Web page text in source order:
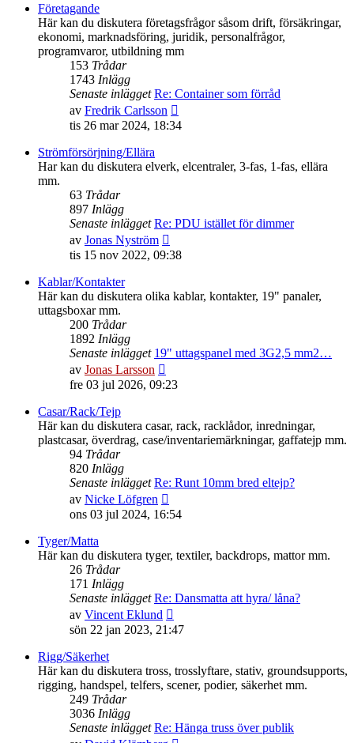
inlägget
Företagande
Här kan du diskutera företagsfrågor såsom drift, försäkringar,
ekonomi, marknadsföring, juridik, personalfrågor,
programvaror, utbildning mm
153 Trådar
1743 Inlägg
Senaste inlägget Re: Container som förråd
av Fredrik Carlsson
till
inlägget
tis 26 mar 2024, 18:34
Strömförsörjning/Ellära
Har kan du diskutera elverk, elcentraler, 3-fas, 1-fas, ellära
mm.
63 Trådar
897 Inlägg
Senaste inlägget Re: PDU istället för dimmer
av Jonas Nyström
till
inlägget
tis 15 nov 2022, 09:38
Kablar/Kontakter
Här kan du diskutera olika kablar, kontakter, 19" panaler,
uttagsboxar mm.
200 Trådar
1892 Inlägg
Senaste inlägget 19" uttagspanel med 3G2,5 mm2…
av Jonas Larsson
till
inlägget
fre 03 jul 2026, 09:23
Casar/Rack/Tejp
Här kan du diskutera casar, rack, racklådor, inredningar,
plastcasar, överdrag, case/inventariemärkningar, gaffatejp mm.
94 Trådar
820 Inlägg
Senaste inlägget Re: Runt 10mm bred eltejp?
av Nicke Löfgren
till
inlägget
ons 03 jul 2024, 16:54
Tyger/Matta
Här kan du diskutera tyger, textiler, backdrops, mattor mm.
26 Trådar
171 Inlägg
Senaste inlägget Re: Dansmatta att hyra/ låna?
av Vincent Eklund
till
inlägget
sön 22 jan 2023, 21:47
Rigg/Säkerhet
Här kan du diskutera tross, trosslyftare, stativ, groundsupports,
rigging, handspel, telfers, scener, podier, säkerhet mm.
249 Trådar
3036 Inlägg
Senaste inlägget Re: Hänga truss över publik